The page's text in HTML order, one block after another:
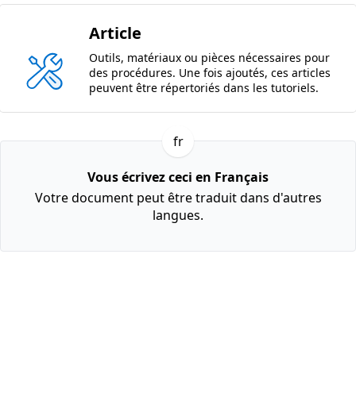
Article
Outils, matériaux ou pièces nécessaires pour
des procédures. Une fois ajoutés, ces articles
peuvent être répertoriés dans les tutoriels.
fr
Vous écrivez ceci en Français
Votre document peut être traduit dans d'autres
langues.